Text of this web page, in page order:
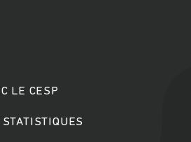
LE CESP